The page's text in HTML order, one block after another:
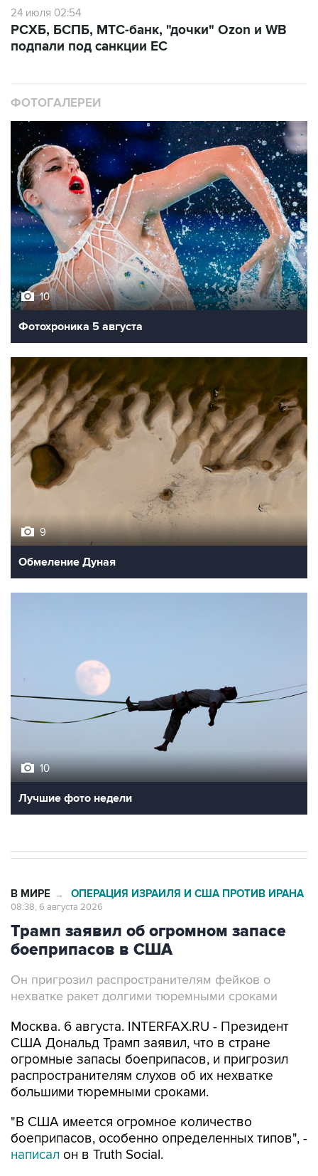
24 июля 02:54
РСХБ, БСПБ, МТС-банк, "дочки" Ozon и WB
подпали под санкции ЕС
ФОТОГАЛЕРЕИ
10
Фотохроника 5 августа
9
Обмеление Дуная
10
Лучшие фото недели
В МИРЕ → ОПЕРАЦИЯ ИЗРАИЛЯ И США ПРОТИВ ИРАНА
08:38, 6 августа 2026
Трамп заявил об огромном запасе
боеприпасов в США
Он пригрозил распространителям фейков о
нехватке ракет долгими тюремными сроками
Москва. 6 августа. INTERFAX.RU - Президент
США Дональд Трамп заявил, что в стране
огромные запасы боеприпасов, и пригрозил
распространителям слухов об их нехватке
большими тюремными сроками.
"В США имеется огромное количество
боеприпасов, особенно определенных типов", -
написал он в Truth Social.